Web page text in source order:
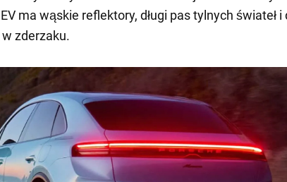
ma wąskie reflektory, długi pas tylnych świateł i
zderzaku.